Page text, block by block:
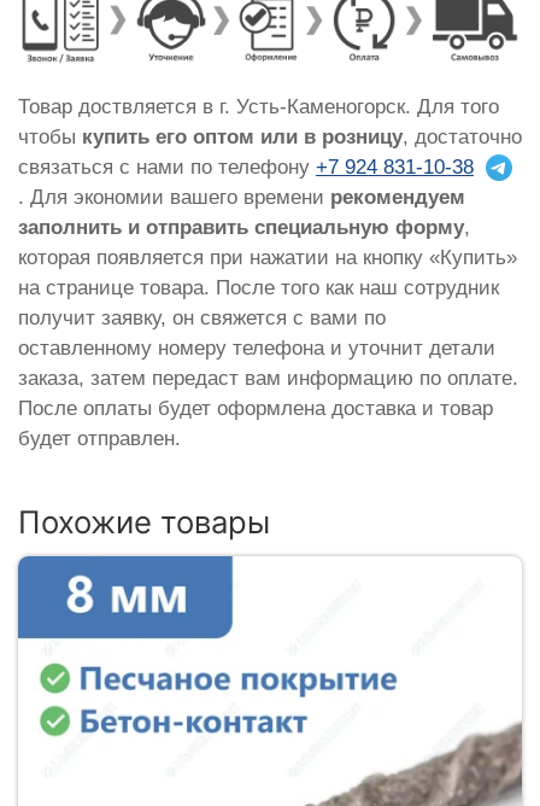
Товар доствляется в г. Усть-Каменогорск. Для того
чтобы купить его оптом или в розницу, достаточно
связаться с нами по телефону +7 924 831-10-38
. Для экономии вашего времени рекомендуем
заполнить и отправить специальную форму,
которая появляется при нажатии на кнопку «Купить»
на странице товара. После того как наш сотрудник
получит заявку, он свяжется с вами по
оставленному номеру телефона и уточнит детали
заказа, затем передаст вам информацию по оплате.
После оплаты будет оформлена доставка и товар
будет отправлен.
Похожие товары